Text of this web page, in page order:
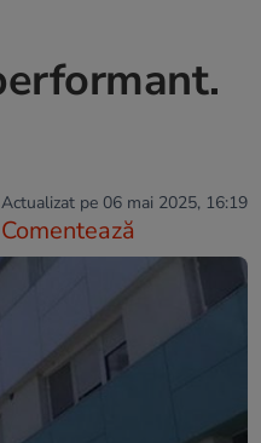
Actualizat pe 06 mai 2025, 16:19
Comentează